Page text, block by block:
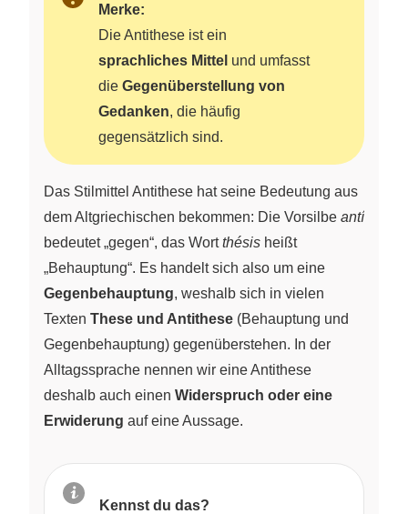
Merke:
Die Antithese ist ein
sprachliches Mittel und umfasst
die Gegenüberstellung von
Gedanken, die häufig
gegensätzlich sind.
Das Stilmittel Antithese hat seine Bedeutung aus
dem Altgriechischen bekommen: Die Vorsilbe antí
bedeutet „gegen“, das Wortthésis heißt
„Behauptung“. Es handelt sich also um eine
Gegenbehauptung, weshalb sich in vielen
Texten These und Antithese (Behauptung und
Gegenbehauptung) gegenüberstehen. In der
Alltagssprache nennen wir eine Antithese
deshalb auch einen Widerspruch oder eine
Erwiderung auf eine Aussage.
Kennst du das?